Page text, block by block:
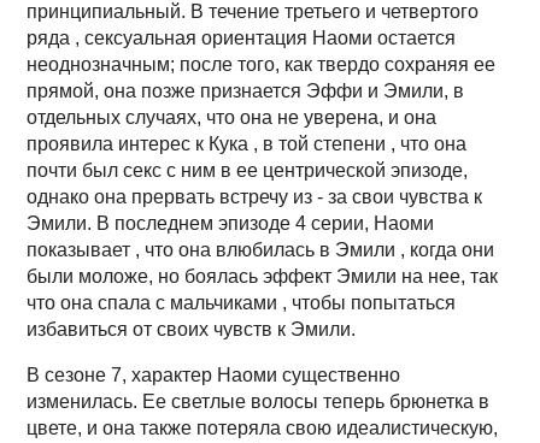
принципиальный. В течение третьего и четвертого
ряда , сексуальная ориентация Наоми остается
неоднозначным; после того, как твердо сохраняя ее
прямой, она позже признается Эффи и Эмили, в
отдельных случаях, что она не уверена, и она
проявила интерес к Кука , в той степени , что она
почти был секс с ним в ее центрической эпизоде,
однако она прервать встречу из - за свои чувства к
Эмили. В последнем эпизоде 4 серии, Наоми
показывает , что она влюбилась в Эмили , когда они
были моложе, но боялась эффект Эмили на нее, так
что она спала с мальчиками , чтобы попытаться
избавиться от своих чувств к Эмили.
В сезоне 7, характер Наоми существенно
изменилась. Ее светлые волосы теперь брюнетка в
цвете, и она также потеряла свою идеалистическую,